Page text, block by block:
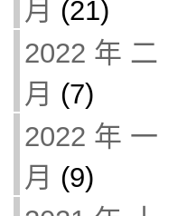
月 (21)
2022 年 二
月 (7)
2022 年 一
月 (9)